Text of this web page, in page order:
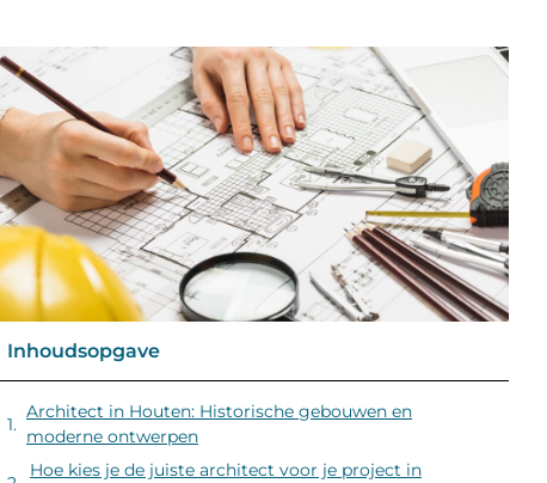
Inhoudsopgave
Architect in Houten: Historische gebouwen en
moderne ontwerpen
Hoe kies je de juiste architect voor je project in